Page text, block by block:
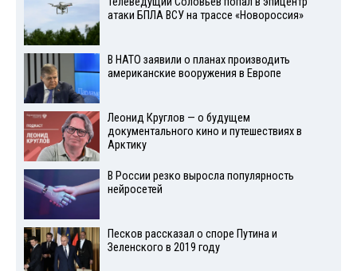
атаки БПЛА ВСУ на трассе «Новороссия»
В НАТО заявили о планах производить
американские вооружения в Европе
Леонид Круглов — о будущем
документального кино и путешествиях в
Арктику
В России резко выросла популярность
нейросетей
Песков рассказал о споре Путина и
Зеленского в 2019 году